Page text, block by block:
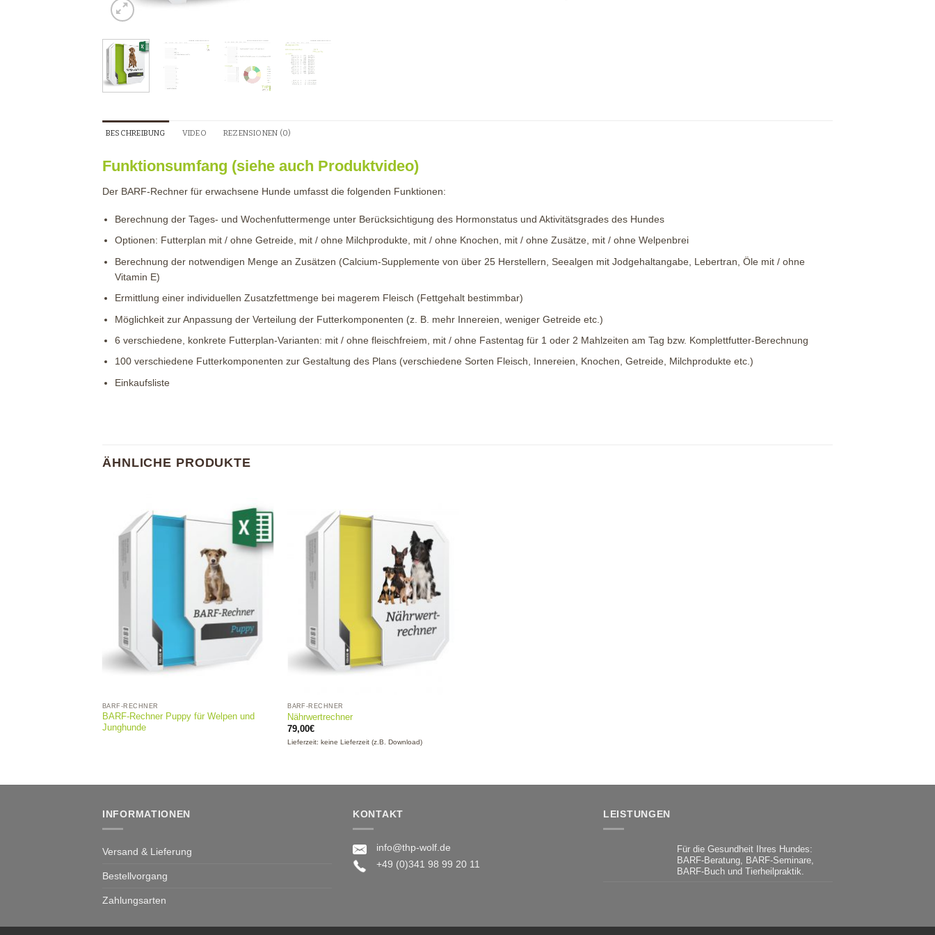
BESCHREIBUNG VIDEO REZENSIONEN (0)
Funktionsumfang (siehe auch Produktvideo)
Der BARF-Rechner für erwachsene Hunde umfasst die folgenden Funktionen:
Berechnung der Tages- und Wochenfuttermenge unter Berücksichtigung des Hormonstatus und Aktivitätsgrades des Hundes
Optionen: Futterplan mit / ohne Getreide, mit / ohne Milchprodukte, mit / ohne Knochen, mit / ohne Zusätze, mit / ohne Welpenbrei
Berechnung der notwendigen Menge an Zusätzen (Calcium-Supplemente von über 25 Herstellern, Seealgen mit Jodgehaltangabe, Lebertran, Öle mit / ohne
Vitamin E)
Ermittlung einer individuellen Zusatzfettmenge bei magerem Fleisch (Fettgehalt bestimmbar)
Möglichkeit zur Anpassung der Verteilung der Futterkomponenten (z. B. mehr Innereien, weniger Getreide etc.)
6 verschiedene, konkrete Futterplan-Varianten: mit / ohne fleischfreiem, mit / ohne Fastentag für 1 oder 2 Mahlzeiten am Tag bzw. Komplettfutter-Berechnung
100 verschiedene Futterkomponenten zur Gestaltung des Plans (verschiedene Sorten Fleisch, Innereien, Knochen, Getreide, Milchprodukte etc.)
Einkaufsliste
ÄHNLICHE PRODUKTE
BARF-RECHNER
BARF-Rechner Puppy für Welpen und
Junghunde
BARF-RECHNER
Nährwertrechner
79,00€
Lieferzeit: keine Lieferzeit (z.B. Download)
INFORMATIONEN
Versand & Lieferung
Bestellvorgang
Zahlungsarten
KONTAKT
info@thp-wolf.de
+49 (0)341 98 99 20 11
LEISTUNGEN
Für die Gesundheit Ihres Hundes:
BARF-Beratung, BARF-Seminare,
BARF-Buch und Tierheilpraktik.